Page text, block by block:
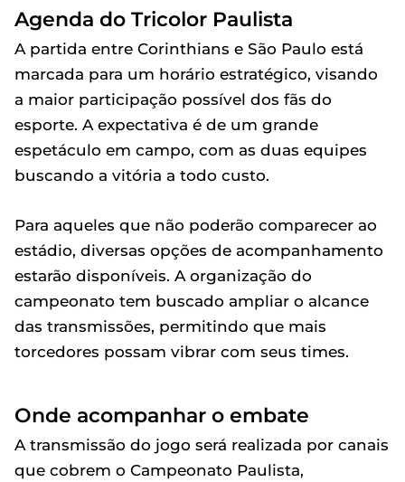
Agenda do Tricolor Paulista
A partida entre Corinthians e São Paulo está
marcada para um horário estratégico, visando
a maior participação possível dos fãs do
esporte. A expectativa é de um grande
espetáculo em campo, com as duas equipes
buscando a vitória a todo custo.
Para aqueles que não poderão comparecer ao
estádio, diversas opções de acompanhamento
estarão disponíveis. A organização do
campeonato tem buscado ampliar o alcance
das transmissões, permitindo que mais
torcedores possam vibrar com seus times.
Onde acompanhar o embate
A transmissão do jogo será realizada por canais
que cobrem o Campeonato Paulista,